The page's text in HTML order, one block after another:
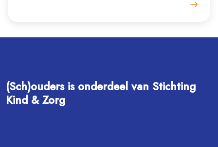
(Sch)ouders is onderdeel van Stichting
Kind & Zorg